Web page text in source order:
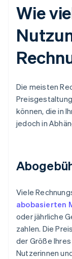
Wie
Die meisten
können, die in
jedoch in
Viele
abobasierten
oder jährliche
zahlen. Die
der Größe
Nutzerinnen